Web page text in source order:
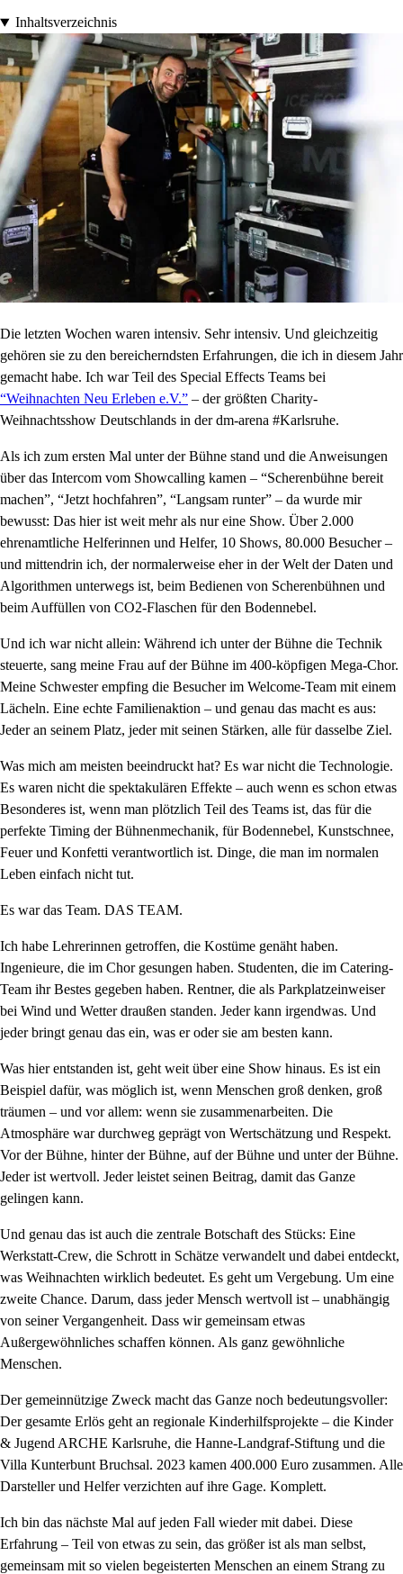
Inhaltsverzeichnis
Die letzten Wochen waren intensiv. Sehr intensiv. Und gleichzeitig
gehören sie zu den bereicherndsten Erfahrungen, die ich in diesem Jahr
gemacht habe. Ich war Teil des Special Effects Teams bei
“Weihnachten Neu Erleben e.V.” – der größten Charity-
Weihnachtsshow Deutschlands in der dm-arena #Karlsruhe.
Als ich zum ersten Mal unter der Bühne stand und die Anweisungen
über das Intercom vom Showcalling kamen – “Scherenbühne bereit
machen”, “Jetzt hochfahren”, “Langsam runter” – da wurde mir
bewusst: Das hier ist weit mehr als nur eine Show. Über 2.000
ehrenamtliche Helferinnen und Helfer, 10 Shows, 80.000 Besucher –
und mittendrin ich, der normalerweise eher in der Welt der Daten und
Algorithmen unterwegs ist, beim Bedienen von Scherenbühnen und
beim Auffüllen von CO2-Flaschen für den Bodennebel.
Und ich war nicht allein: Während ich unter der Bühne die Technik
steuerte, sang meine Frau auf der Bühne im 400-köpfigen Mega-Chor.
Meine Schwester empfing die Besucher im Welcome-Team mit einem
Lächeln. Eine echte Familienaktion – und genau das macht es aus:
Jeder an seinem Platz, jeder mit seinen Stärken, alle für dasselbe Ziel.
Was mich am meisten beeindruckt hat? Es war nicht die Technologie.
Es waren nicht die spektakulären Effekte – auch wenn es schon etwas
Besonderes ist, wenn man plötzlich Teil des Teams ist, das für die
perfekte Timing der Bühnenmechanik, für Bodennebel, Kunstschnee,
Feuer und Konfetti verantwortlich ist. Dinge, die man im normalen
Leben einfach nicht tut.
Es war das Team. DAS TEAM.
Ich habe Lehrerinnen getroffen, die Kostüme genäht haben.
Ingenieure, die im Chor gesungen haben. Studenten, die im Catering-
Team ihr Bestes gegeben haben. Rentner, die als Parkplatzeinweiser
bei Wind und Wetter draußen standen. Jeder kann irgendwas. Und
jeder bringt genau das ein, was er oder sie am besten kann.
Was hier entstanden ist, geht weit über eine Show hinaus. Es ist ein
Beispiel dafür, was möglich ist, wenn Menschen groß denken, groß
träumen – und vor allem: wenn sie zusammenarbeiten. Die
Atmosphäre war durchweg geprägt von Wertschätzung und Respekt.
Vor der Bühne, hinter der Bühne, auf der Bühne und unter der Bühne.
Jeder ist wertvoll. Jeder leistet seinen Beitrag, damit das Ganze
gelingen kann.
Und genau das ist auch die zentrale Botschaft des Stücks: Eine
Werkstatt-Crew, die Schrott in Schätze verwandelt und dabei entdeckt,
was Weihnachten wirklich bedeutet. Es geht um Vergebung. Um eine
zweite Chance. Darum, dass jeder Mensch wertvoll ist – unabhängig
von seiner Vergangenheit. Dass wir gemeinsam etwas
Außergewöhnliches schaffen können. Als ganz gewöhnliche
Menschen.
Der gemeinnützige Zweck macht das Ganze noch bedeutungsvoller:
Der gesamte Erlös geht an regionale Kinderhilfsprojekte – die Kinder
& Jugend ARCHE Karlsruhe, die Hanne-Landgraf-Stiftung und die
Villa Kunterbunt Bruchsal. 2023 kamen 400.000 Euro zusammen. Alle
Darsteller und Helfer verzichten auf ihre Gage. Komplett.
Ich bin das nächste Mal auf jeden Fall wieder mit dabei. Diese
Erfahrung – Teil von etwas zu sein, das größer ist als man selbst,
gemeinsam mit so vielen begeisterten Menschen an einem Strang zu